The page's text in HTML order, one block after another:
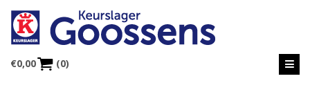
€0,00 (0)